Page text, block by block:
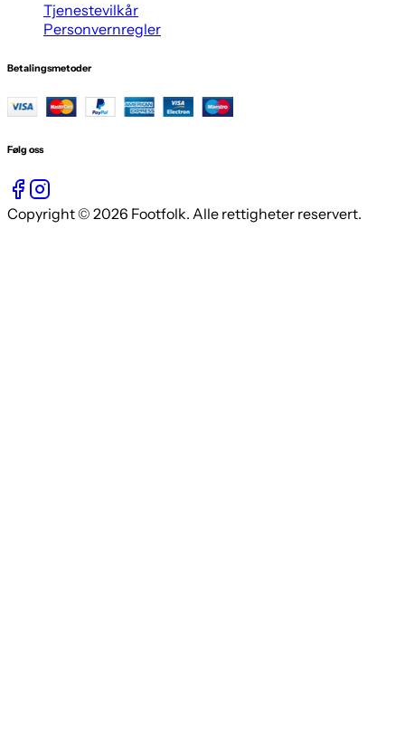
Tjenestevilkår
Personvernregler
Betalingsmetoder
Følg oss
Copyright © 2026 Footfolk. Alle rettigheter reservert.